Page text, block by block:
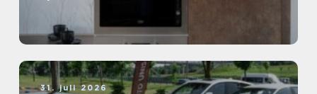
31. juli 2026